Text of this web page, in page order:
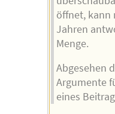
öffnet, kann
Jahren
Menge.
Abgesehen
Argumente
eines